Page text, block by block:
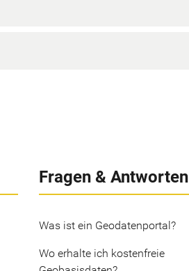
Fragen & Antworten
Was ist ein Geodatenportal?
Wo erhalte ich kostenfreie